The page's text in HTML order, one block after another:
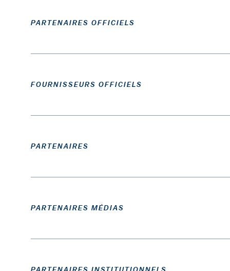
PARTENAIRES OFFICIELS
FOURNISSEURS OFFICIELS
PARTENAIRES
PARTENAIRES MÉDIAS